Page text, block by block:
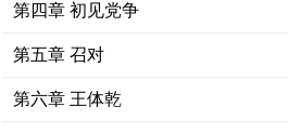
第四章 初见党争
第五章 召对
第六章 王体乾